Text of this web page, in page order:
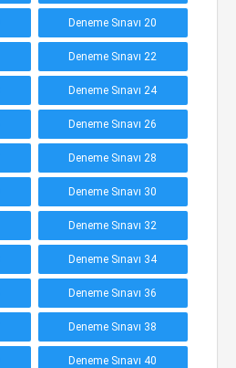
Deneme Sınavı 20
Deneme Sınavı 22
Deneme Sınavı 24
Deneme Sınavı 26
Deneme Sınavı 28
Deneme Sınavı 30
Deneme Sınavı 32
Deneme Sınavı 34
Deneme Sınavı 36
Deneme Sınavı 38
Deneme Sınavı 40